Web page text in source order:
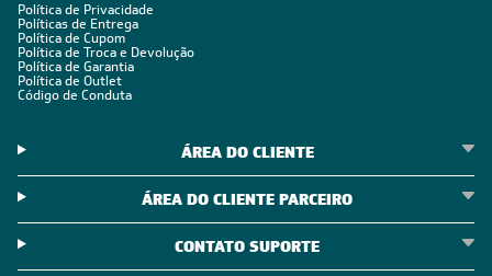
Política de Privacidade
Políticas de Entrega
Política de Cupom
Política de Troca e Devolução
Política de Garantia
Política de Outlet
Código de Conduta
ÁREA DO CLIENTE
ÁREA DO CLIENTE PARCEIRO
CONTATO SUPORTE